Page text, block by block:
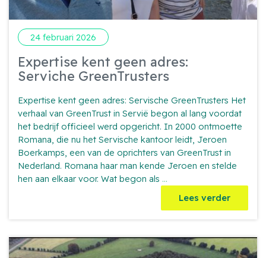
24 februari 2026
Expertise kent geen adres:
Serviche GreenTrusters
Expertise kent geen adres: Servische GreenTrusters Het
verhaal van GreenTrust in Servië begon al lang voordat
het bedrijf officieel werd opgericht. In 2000 ontmoette
Romana, die nu het Servische kantoor leidt, Jeroen
Boerkamps, een van de oprichters van GreenTrust in
Nederland. Romana haar man kende Jeroen en stelde
hen aan elkaar voor. Wat begon als ...
geen
GreenTrusters
Lees verder